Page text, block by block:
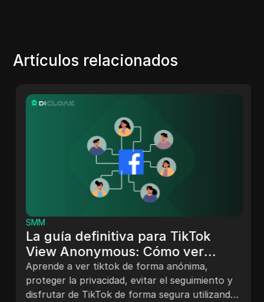
Artículos relacionados
SMM
La guía definitiva para TikTok
View Anonymous: Cómo ver
TikToks sin ser rastreado en 2025
Aprende a ver tiktok de forma anónima,
proteger la privacidad, evitar el seguimiento y
disfrutar de TikTok de forma segura utilizando